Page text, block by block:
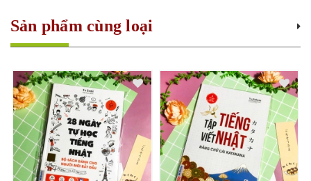
Sản phẩm cùng loại